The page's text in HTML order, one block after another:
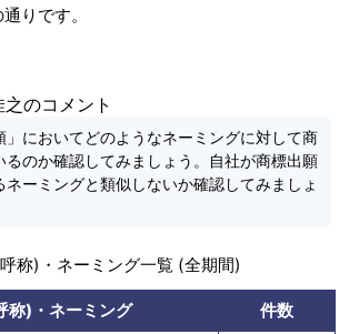
りです。
のコメント
」においてどのようなネーミングに対して商
るのか確認してみましょう。自社が商標出願
ネーミングと類似しないか確認してみましょ
称)・ネーミング一覧 (全期間)
称)・ネーミング
件数